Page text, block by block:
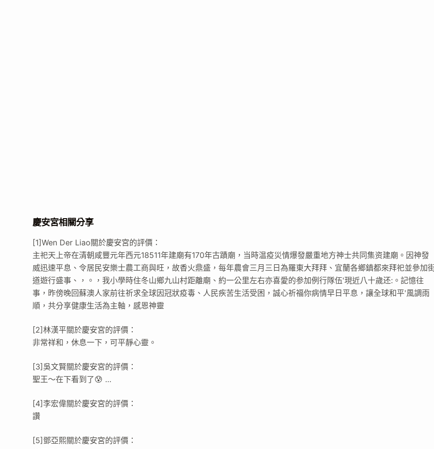
慶安宮相關分享
[1]Wen Der Liao關於慶安宮的評價：
主祀天上帝在清朝咸豐元年西元18511年建廟有170年古蹟廟，当時温疫災情爆發嚴重地方神士共同集资建廟。因神發
威迅速平息、令居民安樂士農工商與旺，故香火鼎盛，每年農會三月三日為羅東大拜拜、宜蘭各鄉鎮都來拜祀並參加
道遊行盛事、，。，我小學時住冬山鄉九山村距離廟、約一公里左右亦喜愛的参加例行隊伍'現近八十歲还:。記憶往
事，昨傍晚回蘇澳人家前往祈求全球因冠狀疫毒、人民疾苦生活受困，誠心祈福你病情早日平息，讓全球和平'風調雨
順，共分享健康生活為主軸，感恩神靈
[2]林漢平關於慶安宮的評價：
非常祥和，休息一下，可平靜心靈。
[3]吳文賢關於慶安宮的評價：
聖王～在下看到了😰 …
[4]李宏偉關於慶安宮的評價：
讚
[5]鄧亞熙關於慶安宮的評價：